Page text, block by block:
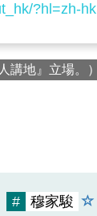
?hl=zh-hk
講地』立場。）
# 穆家駿